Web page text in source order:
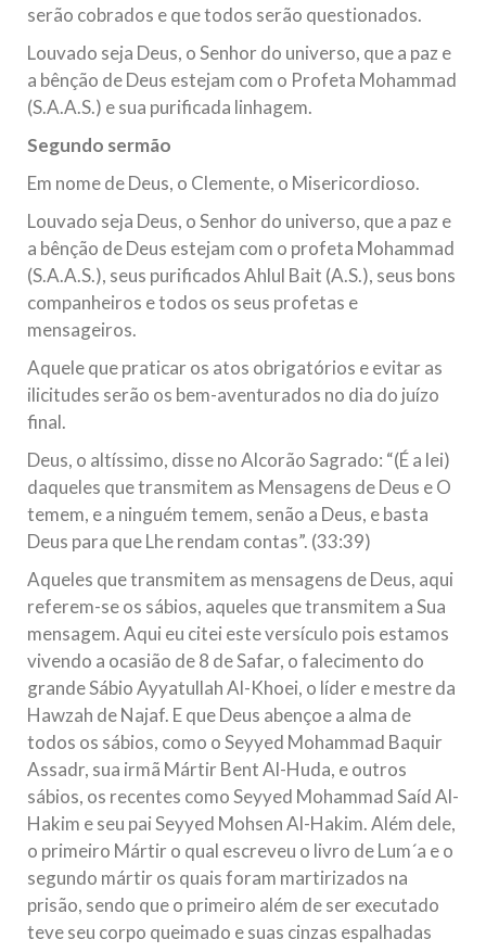
serão cobrados e que todos serão questionados.
Louvado seja Deus, o Senhor do universo, que a paz e
a bênção de Deus estejam com o Profeta Mohammad
(S.A.A.S.) e sua purificada linhagem.
Segundo sermão
Em nome de Deus, o Clemente, o Misericordioso.
Louvado seja Deus, o Senhor do universo, que a paz e
a bênção de Deus estejam com o profeta Mohammad
(S.A.A.S.), seus purificados Ahlul Bait (A.S.), seus bons
companheiros e todos os seus profetas e
mensageiros.
Aquele que praticar os atos obrigatórios e evitar as
ilicitudes serão os bem-aventurados no dia do juízo
final.
Deus, o altíssimo, disse no Alcorão Sagrado: “(É a lei)
daqueles que transmitem as Mensagens de Deus e O
temem, e a ninguém temem, senão a Deus, e basta
Deus para que Lhe rendam contas”. (33:39)
Aqueles que transmitem as mensagens de Deus, aqui
referem-se os sábios, aqueles que transmitem a Sua
mensagem. Aqui eu citei este versículo pois estamos
vivendo a ocasião de 8 de Safar, o falecimento do
grande Sábio Ayyatullah Al-Khoei, o líder e mestre da
Hawzah de Najaf. E que Deus abençoe a alma de
todos os sábios, como o Seyyed Mohammad Baquir
Assadr, sua irmã Mártir Bent Al-Huda, e outros
sábios, os recentes como Seyyed Mohammad Saíd Al-
Hakim e seu pai Seyyed Mohsen Al-Hakim. Além dele,
o primeiro Mártir o qual escreveu o livro de Lum´a e o
segundo mártir os quais foram martirizados na
prisão, sendo que o primeiro além de ser executado
teve seu corpo queimado e suas cinzas espalhadas